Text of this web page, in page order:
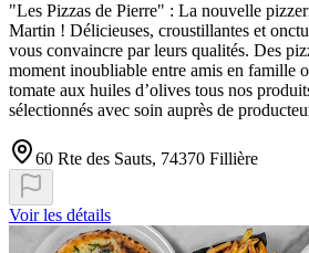
"Les Pizzas de Pierre" : La nouvelle
Martin ! Délicieuses, croustillantes et
vous convaincre par leurs qualités. Des
moment inoubliable entre amis en famille
tomate aux huiles d’olives tous nos
sélectionnés avec soin auprès de
60 Rte des Sauts, 74370 Fillière
Voir les détails